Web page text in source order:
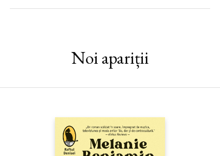
coincidenţă îi uneşte: depănându-şi povestea, decid să-şi amâne
sfârşitul până la următoarea sărbătoare care îi împinge pe cei
să descopere între timp un argument care să infirme logica
Noi apariții